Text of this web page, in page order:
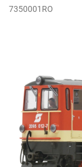
7350001RO